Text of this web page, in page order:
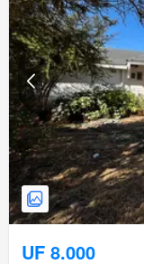
UF 8.000